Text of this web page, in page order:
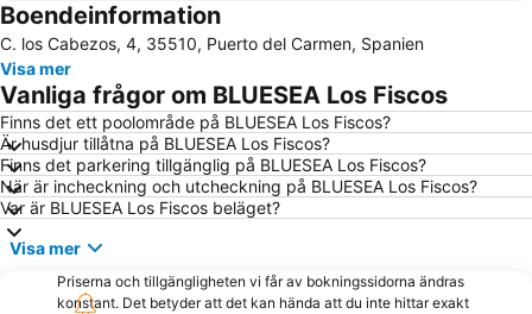
Puerto del Carmen
Matagorda
Playa Flamingo
Guinate Tropical Park
Boendeinformation
C. los Cabezos, 4, 35510, Puerto del Carmen, Spanien
Visa mer
Vanliga frågor om BLUESEA Los Fiscos
Finns det ett poolområde på BLUESEA Los Fiscos?
Är husdjur tillåtna på BLUESEA Los Fiscos?
Finns det parkering tillgänglig på BLUESEA Los Fiscos?
När är incheckning och utcheckning på BLUESEA Los Fiscos?
Var är BLUESEA Los Fiscos beläget?
Visa mer
Priserna och tillgängligheten vi får av bokningssidorna ändras
konstant. Det betyder att det kan hända att du inte hittar exakt